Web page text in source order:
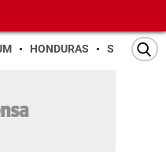
HONDURAS SAN PEDRO